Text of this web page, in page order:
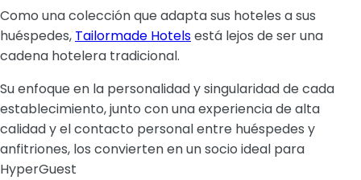
Como una colección que adapta sus hoteles a sus
huéspedes, Tailormade Hotelsestá lejos de ser una
cadena hotelera tradicional.
Su enfoque en la personalidad y singularidad de cada
establecimiento, junto con una experiencia de alta
calidad y el contacto personal entre huéspedes y
anfitriones, los convierten en un socio ideal para
HyperGuest